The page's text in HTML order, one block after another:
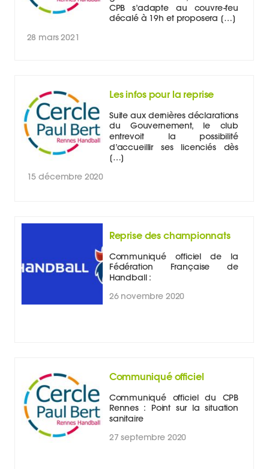
CPB s’adapte au couvre-feu
décalé à 19h et proposera […]
28 mars 2021
Les infos pour la reprise
Suite aux dernières déclarations
du Gouvernement, le club
entrevoit la possibilité
d’accueillir ses licenciés dès
[…]
15 décembre 2020
Reprise des championnats
Communiqué officiel de la
Fédération Française de
Handball :
26 novembre 2020
Communiqué officiel
Communiqué officiel du CPB
Rennes : Point sur la situation
sanitaire
27 septembre 2020